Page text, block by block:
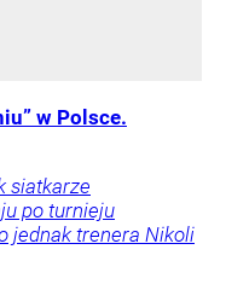
w Polsce.
siatkarze
po turnieju
jednak trenera Nikoli